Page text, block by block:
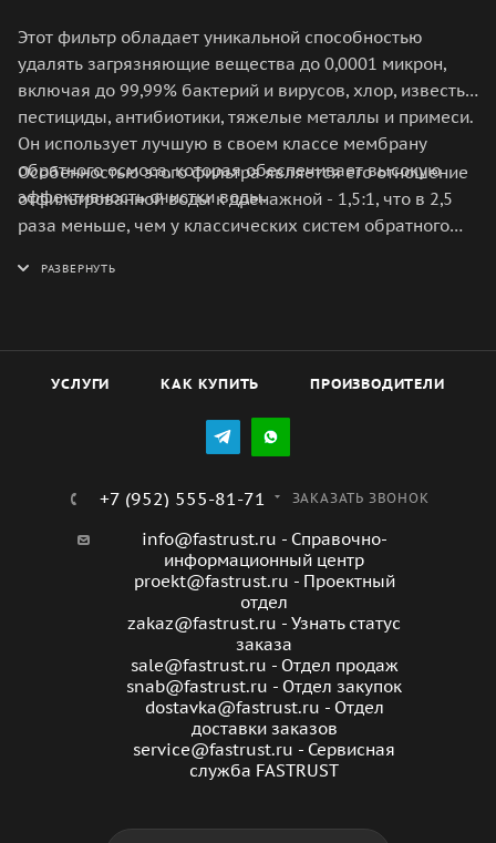
Этот фильтр обладает уникальной способностью
удалять загрязняющие вещества до 0,0001 микрон,
включая до 99,99% бактерий и вирусов, хлор, известь,
пестициды, антибиотики, тяжелые металлы и примеси.
Он использует лучшую в своем классе мембрану
обратного осмоса, которая обеспечивает высокую
эффективность очистки воды.
Особенностью этого фильтра является его отношение
отфильтрованной воды к дренажной - 1,5:1, что в 2,5
раза меньше, чем у классических систем обратного
нагрузку на систему водоснабжения.
УСЛУГИ КАК КУПИТЬ ПРОИЗВОДИТЕЛИ
+7 (952) 555-81-71 ЗАКАЗАТЬ ЗВОНОК
info@fastrust.ru - Справочно-
информационный центр
proekt@fastrust.ru - Проектный
отдел
zakaz@fastrust.ru - Узнать статус
заказа
sale@fastrust.ru - Отдел продаж
snab@fastrust.ru - Отдел закупок
dostavka@fastrust.ru - Отдел
доставки заказов
service@fastrust.ru - Сервисная
служба FASTRUST